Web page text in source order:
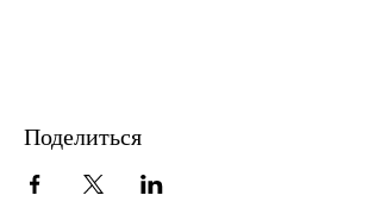
Поделиться